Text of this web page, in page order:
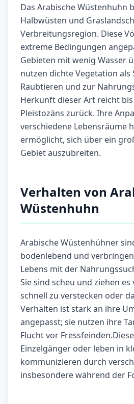
Das Arabische Wüstenhuhn
Halbwüsten und
Verbreitungsregion. Diese
extreme Bedingungen
Gebieten mit wenig Wasser
nutzen dichte Vegetation als
Raubtieren und zur
Herkunft dieser Art reicht bis
Pleistozäns zurück. Ihre
verschiedene Lebensräume
ermöglicht, sich über ein
Gebiet auszubreiten.
Verhalten von
Wüstenhuhn
Arabische Wüstenhühner
bodenlebend und
Lebens mit der
Sie sind scheu und ziehen es
schnell zu verstecken oder
Verhalten ist stark an ihre
angepasst; sie nutzen ihre
Flucht vor
Einzelgänger oder leben in
kommunizieren durch
insbesondere während der